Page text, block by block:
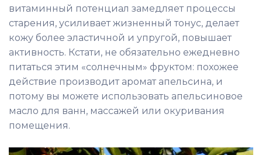
витаминный потенциал замедляет процессы
старения, усиливает жизненный тонус, делает
кожу более эластичной и упругой, повышает
активность. Кстати, не обязательно ежедневно
питаться этим «солнечным» фруктом: похожее
действие производит аромат апельсина, и
потому вы можете использовать апельсиновое
масло для ванн, массажей или окуривания
помещения.